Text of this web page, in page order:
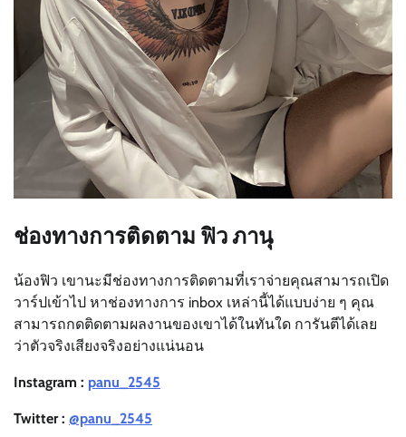
ช่องทางการติดตาม ฟิว ภานุ
น้องฟิว เขานะมีช่องทางการติดตามที่เราจ่ายคุณสามารถเปิด
วาร์ปเข้าไป หาช่องทางการ inbox เหล่านี้ได้แบบง่าย ๆ คุณ
สามารถกดติดตามผลงานของเขาได้ในทันใด การันตีได้เลย
ว่าตัวจริงเสียงจริงอย่างแน่นอน
Instagram : panu_2545
Twitter : @panu_2545